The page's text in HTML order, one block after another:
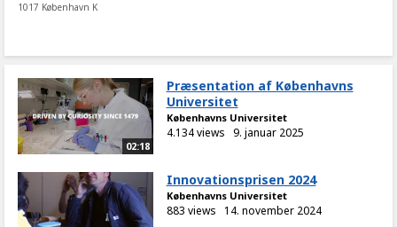
1017 København K
02:18
Præsentation af Københavns
Universitet
Københavns Universitet
4.134 views 9. januar 2025
Innovationsprisen 2024
Københavns Universitet
883 views 14. november 2024